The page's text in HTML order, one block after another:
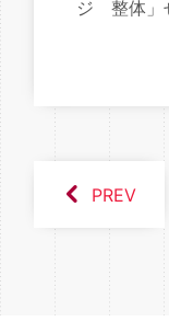
ジ 整体」
PREV